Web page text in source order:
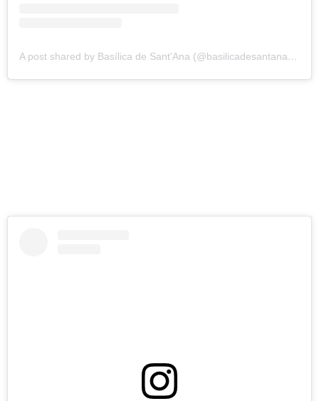
A post shared by Basílica de Sant'Ana (@basilicadesantanasp)